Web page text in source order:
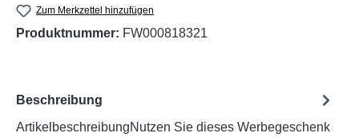
Zum Merkzettel hinzufügen
Produktnummer: FW000818321
Beschreibung
ArtikelbeschreibungNutzen Sie dieses Werbegeschenk